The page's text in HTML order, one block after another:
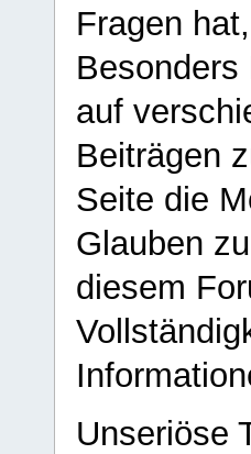
Fragen
auf
Beiträgen
Seite die
Glauben
diesem
Unseriöse